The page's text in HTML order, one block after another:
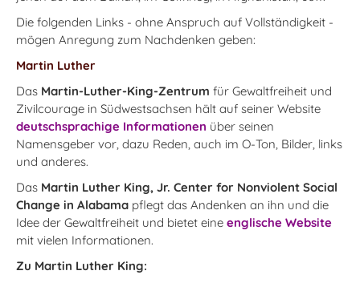
Die folgenden Links - ohne Anspruch auf Vollständigkeit -
mögen Anregung zum Nachdenken geben:
Martin Luther
Das Martin-Luther-King-Zentrum für Gewaltfreiheit und
Zivilcourage in Südwestsachsen hält auf seiner Website
deutschsprachige Informationen über seinen
Namensgeber vor, dazu Reden, auch im O-Ton, Bilder, links
und anderes.
Das Martin Luther King, Jr. Center for Nonviolent Social
Change in Alabama pflegt das Andenken an ihn und die
Idee der Gewaltfreiheit und bietet eine englische Website
mit vielen Informationen.
Zu Martin Luther King: